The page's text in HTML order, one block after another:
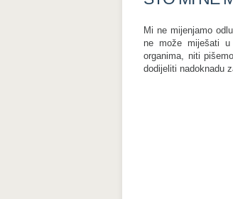
Mi ne mijenjamo
ne može miješati u
organima, niti
dodijeliti nadoknadu